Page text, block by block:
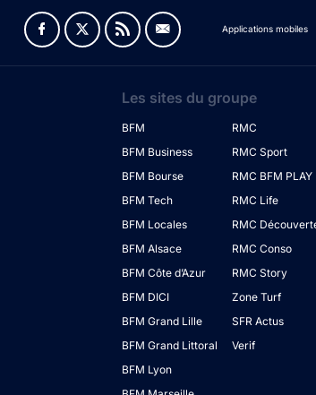
Applications mobiles
Les sites du groupe
BFM
BFM Business
BFM Bourse
BFM Tech
BFM Locales
BFM Alsace
BFM Côte d’Azur
BFM DICI
BFM Grand Lille
BFM Grand Littoral
BFM Lyon
RMC
RMC Sport
RMC BFM PLAY
RMC Life
RMC
RMC Conso
RMC Story
Zone Turf
SFR Actus
Verif